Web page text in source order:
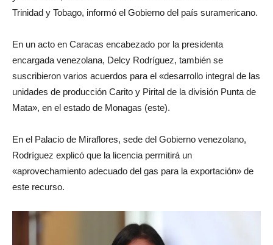
Trinidad y Tobago, informó el Gobierno del país suramericano.
En un acto en Caracas encabezado por la presidenta
encargada venezolana, Delcy Rodríguez, también se
suscribieron varios acuerdos para el «desarrollo integral de las
unidades de producción Carito y Pirital de la división Punta de
Mata», en el estado de Monagas (este).
En el Palacio de Miraflores, sede del Gobierno venezolano,
Rodríguez explicó que la licencia permitirá un
«aprovechamiento adecuado del gas para la exportación» de
este recurso.